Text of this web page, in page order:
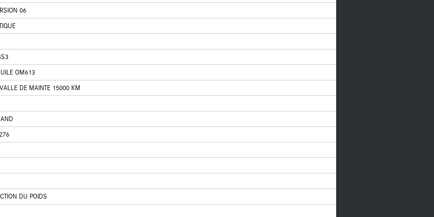
06
OM613
DE MAINTE 15000 KM
DU POIDS